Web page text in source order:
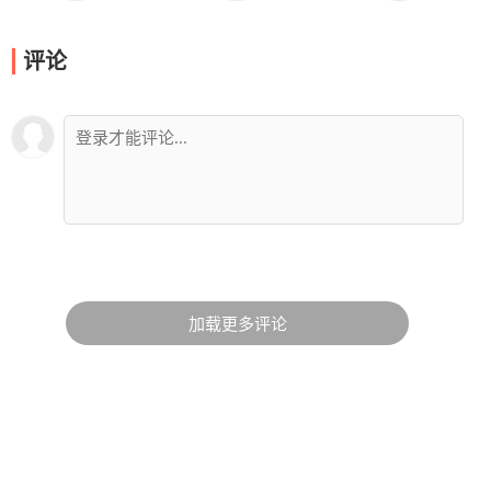
评论
加载更多评论